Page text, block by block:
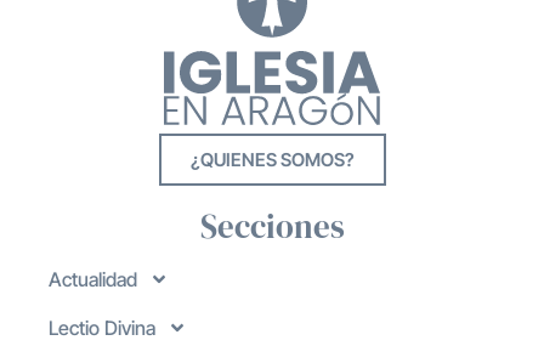
¿QUIENES SOMOS?
Secciones
Actualidad
Lectio Divina